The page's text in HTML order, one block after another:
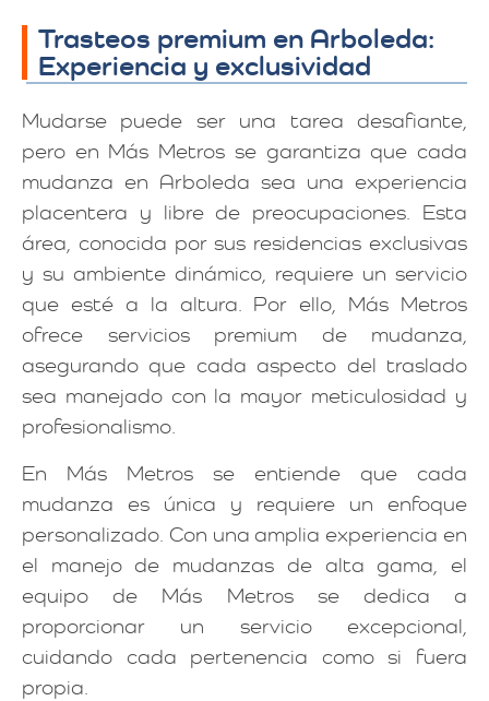
Trasteos premium en Arboleda:
Experiencia y exclusividad
Mudarse puede ser una tarea desafiante,
pero en Más Metros se garantiza que cada
mudanza en Arboleda sea una experiencia
placentera y libre de preocupaciones. Esta
área, conocida por sus residencias exclusivas
y su ambiente dinámico, requiere un servicio
que esté a la altura. Por ello, Más Metros
ofrece servicios premium de mudanza,
asegurando que cada aspecto del traslado
sea manejado con la mayor meticulosidad y
profesionalismo.
En Más Metros se entiende que cada
mudanza es única y requiere un enfoque
personalizado. Con una amplia experiencia en
el manejo de mudanzas de alta gama, el
equipo de Más Metros se dedica a
proporcionar un servicio excepcional,
cuidando cada pertenencia como si fuera
propia.